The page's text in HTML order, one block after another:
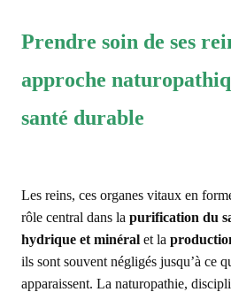
Prendre soin de ses
approche
santé durable
Les reins, ces organes vitaux en
rôle central dans la purification du
hydrique et minéral et la
ils sont souvent négligés jusqu’à ce
apparaissent. La naturopathie,